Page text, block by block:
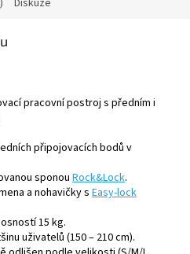
pracovní postroj s předním i
připojovacích bodů v
sponou Rock&Lock.
a nohavičky s Easy-lock
15 kg.
uživatelů (150 – 210 cm).